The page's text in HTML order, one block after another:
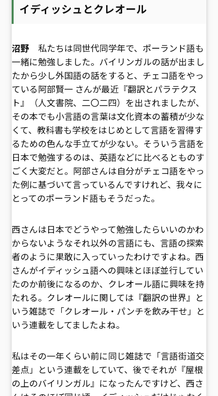
イディッシュとクレオール
沼野私たちは同世代同学年で、ポーランド語も
一緒に勉強しました。バイリンガルの話が出まし
たから少し外国語の話をすると、チェコ語をやっ
ている阿部賢一 さんが最近『翻訳とパラテクス
ト』（人文書院、二〇二四）を出されましたが、
その本でも小言語の言葉は文化資本の蓄積が少な
くて、教科書も学校をはじめとして言語を習得す
るための色んな手立てが少ない。そういう言語を
日本で勉強するのは、英語などに比べるとものす
ごく大変だと。阿部さんは自分がチェコ語をやっ
た例に基づいて言っているんですけれど、我々に
とってのポーランド語もそうだった。
西さんは日本でどうやって勉強したらいいのかわ
からないようなそれ以外の言語にも、言語の探索
者のように果敢に入っていったわけですよね。西
さんがイディッシュ語への興味とほぼ並行してい
たのか前後になるのか、クレオール語に興味を持
たれる。クレオールに関しては『翻訳の世界』と
いう雑誌で「クレオール・パンチを飲み干せ」と
いう連載をしてましたよね。
私はその一年くらい前に同じ雑誌で「言語街道交
差点」という連載をしていて、後でそれが『屋根
の上のバイリンガル』になったんですけど、西さ